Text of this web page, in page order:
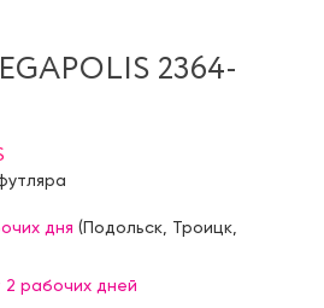
2364-
дня (Подольск Троицк
2 рабочих дней